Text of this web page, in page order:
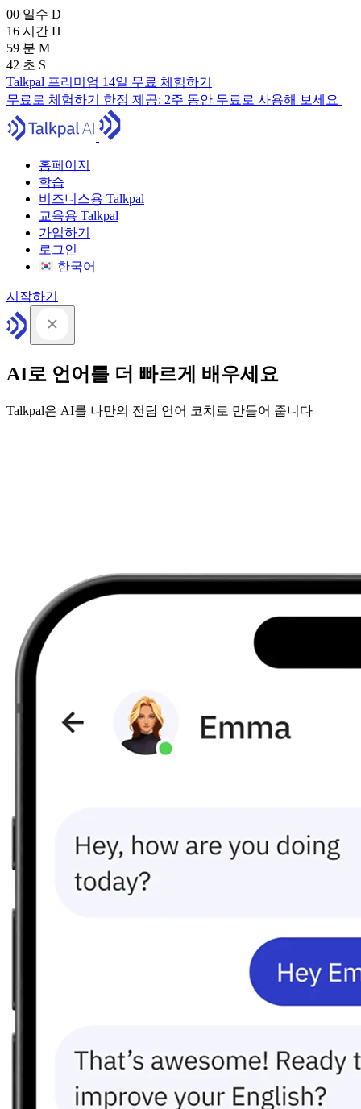
00 일수 D
16 시간 H
59 분 M
41 초 S
Talkpal 프리미엄 14일 무료 체험하기
무료로 체험하기 한정 제공: 2주 동안 무료로 사용해 보세요
홈페이지
학습
비즈니스용 Talkpal
교육용 Talkpal
가입하기
로그인
한국어
시작하기
AI로 언어를 더 빠르게 배우세요
Talkpal은 AI를 나만의 전담 언어 코치로 만들어 줍니다